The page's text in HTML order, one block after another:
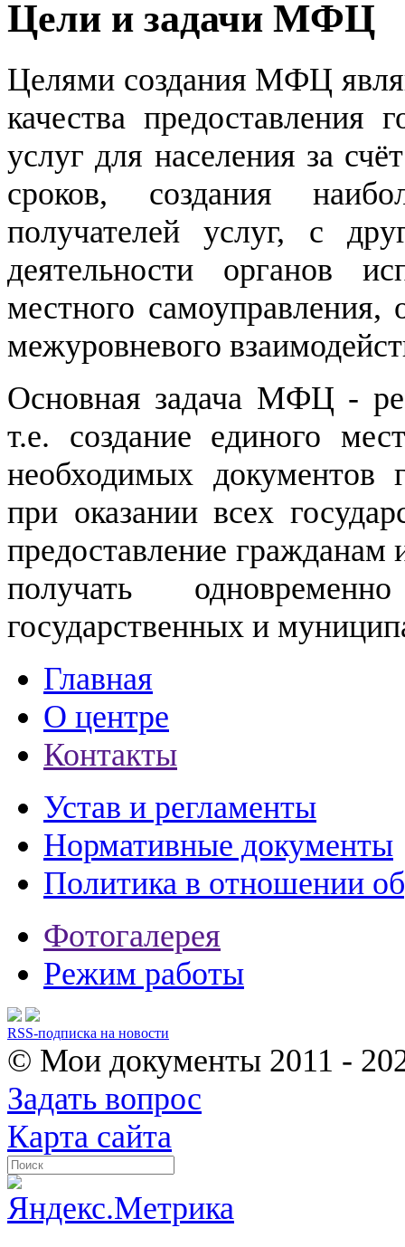
Цели и задачи МФЦ
Целями создания МФЦ
качества предоставления
услуг для населения за
сроков, создания
получателей услуг, с
деятельности органов
местного
межуровневого
Основная задача МФЦ -
т.е. создание единого
необходимых
при оказании всех
предоставление
получать
государственных и
Главная
О центре
Контакты
Устав и регламенты
Нормативные документы
Политика в отношении
Фотогалерея
Режим работы
RSS-подписка на новости
© Мои документы 2011 -
Задать вопрос
Карта сайта